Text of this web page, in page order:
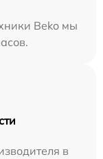
Beko мы
в